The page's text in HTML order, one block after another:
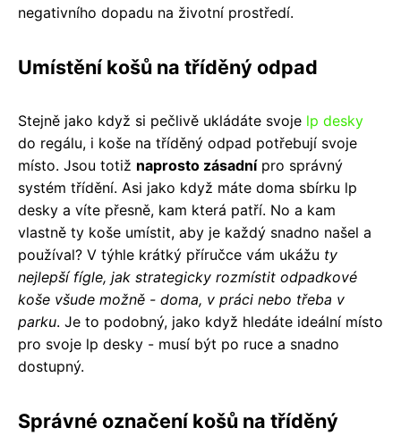
negativního dopadu na životní prostředí.
Umístění košů na tříděný odpad
Stejně jako když si pečlivě ukládáte svoje lp desky
do regálu, i koše na tříděný odpad potřebují svoje
místo. Jsou totiž naprosto zásadnípro správný
systém třídění. Asi jako když máte doma sbírku lp
desky a víte přesně, kam která patří. No a kam
vlastně ty koše umístit, aby je každý snadno našel a
používal? V týhle krátký příručce vám ukážu ty
nejlepší fígle, jak strategicky rozmístit odpadkové
koše všude možně - doma, v práci nebo třeba v
parku. Je to podobný, jako když hledáte ideální místo
pro svoje lp desky - musí být po ruce a snadno
dostupný.
Správné označení košů na tříděný